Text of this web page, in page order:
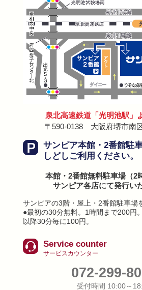
泉北高速鉄道「光明池駅」
〒590-0138 大阪府堺市南
サンピア本館・2番館駐
しどしご利用ください。
本館・2番館無料駐車場（2
サンピア各店にて発行い
サンピアの3階・屋上・2番館駐車場
●最初の30分無料。1時間まで200円。
以降30分毎に100円。
Service counter
サービスカウンター
072-299-
受付時間 10:00～